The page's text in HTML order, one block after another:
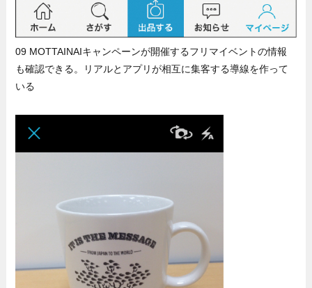
09 MOTTAINAIキャンペーンが開催するフリマイベントの情報
も確認できる。リアルとアプリが相互に集客する導線を作って
いる